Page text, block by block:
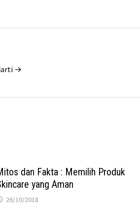
→
dan Fakta : Memilih Produk
yang Aman
26/10/2018